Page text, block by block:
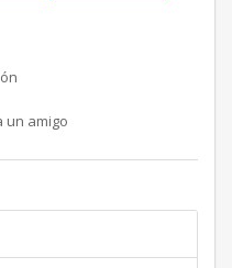
un amigo